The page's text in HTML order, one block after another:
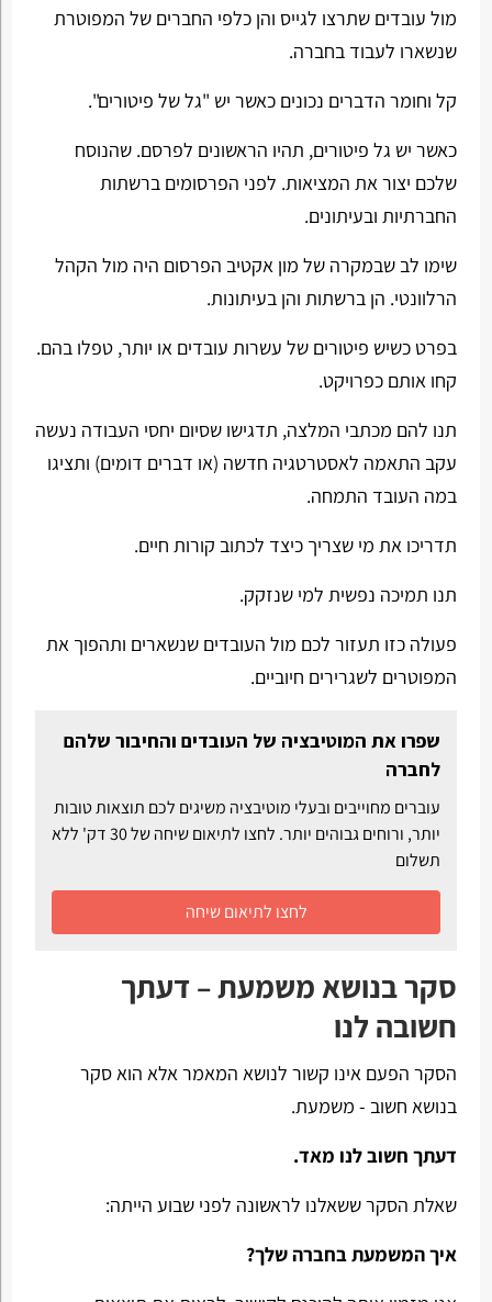
מול עובדים שתרצו לגייס והן כלפי החברים של המפוטרת
שנשארו לעבוד בחברה.
קל וחומר הדברים נכונים כאשר יש "גל של פיטורים".
כאשר יש גל פיטורים, תהיו הראשונים לפרסם. שהנוסח
שלכם יצור את המציאות. לפני הפרסומים ברשתות
החברתיות ובעיתונים.
שימו לב שבמקרה של מון אקטיב הפרסום היה מול הקהל
הרלוונטי. הן ברשתות והן בעיתונות.
בפרט כשיש פיטורים של עשרות עובדים או יותר, טפלו בהם.
קחו אותם כפרויקט.
תנו להם מכתבי המלצה, תדגישו שסיום יחסי העבודה נעשה
עקב התאמה לאסטרטגיה חדשה (או דברים דומים) ותציגו
במה העובד התמחה.
תדריכו את מי שצריך כיצד לכתוב קורות חיים.
תנו תמיכה נפשית למי שנזקק.
פעולה כזו תעזור לכם מול העובדים שנשארים ותהפוך את
המפוטרים לשגרירים חיוביים.
שפרו את המוטיבציה של העובדים והחיבור שלהם
לחברה
עוברים מחוייבים ובעלי מוטיבציה משיגים לכם תוצאות טובות
יותר, ורוחים גבוהים יותר. לחצו לתיאום שיחה של 30 דק' ללא
תשלום
לחצו לתיאום שיחה
סקר בנושא משמעת – דעתך
חשובה לנו
הסקר הפעם אינו קשור לנושא המאמר אלא הוא סקר
בנושא חשוב - משמעת.
דעתך חשוב לנו מאד.
שאלת הסקר ששאלנו לראשונה לפני שבוע הייתה:
איך המשמעת בחברה שלך?